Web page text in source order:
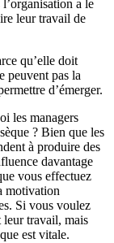
a le
leur travail de
qu’elle doit
peuvent pas la
d’émerger.
les managers
? Bien que les
à produire des
davantage
vous effectuez
motivation
Si vous voulez
leur travail, mais
est vitale.